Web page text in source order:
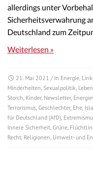
allerdings unter
Sicherheitsverwahrung
Deutschland zum
Weiterlesen »
21. Mai 2021 / In Energie
Minderheiten Sexualpolitik
Storch Kinder, Newsletter,
Terrorismus Geschlechter, Ehe
für Deutschland (AfD)
Innere Sicherheit Grüne
Recht Religionen Umwelt- und